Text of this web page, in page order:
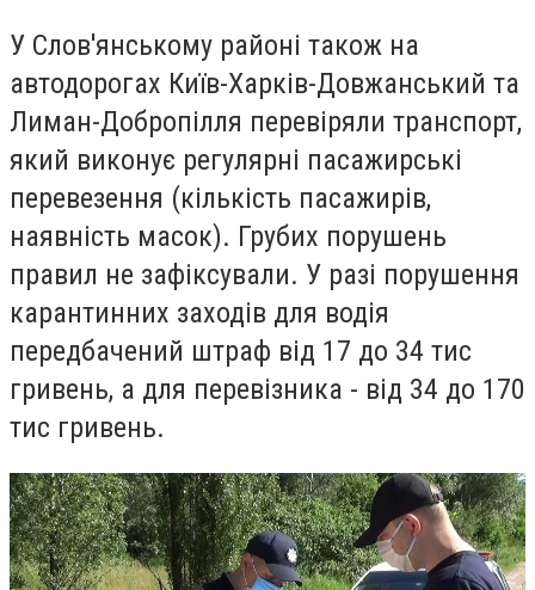
У Слов'янському районі також на
автодорогах Київ-Харків-Довжанський та
Лиман-Добропілля перевіряли транспорт,
який виконує регулярні пасажирські
перевезення (кількість пасажирів,
наявність масок). Грубих порушень
правил не зафіксували. У разі порушення
карантинних заходів для водія
передбачений штраф від 17 до 34 тис
гривень, а для перевізника - від 34 до 170
тис гривень.